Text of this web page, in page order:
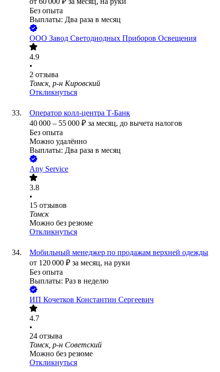
Без опыта
Выплаты: Два раза в месяц
ООО Завод Светодиодных Приборов Освещения
4.9
•
2 отзыва
Томск, р-н Кировский
Откликнуться
Оператор колл-центра Т-Банк
40 000 – 55 000 ₽ за месяц, до вычета налогов
Без опыта
Можно удалённо
Выплаты: Два раза в месяц
Any Service
3.8
•
15 отзывов
Томск
Можно без резюме
Откликнуться
Мобильный менеджер по продажам верхней одежды
от 120 000 ₽ за месяц, на руки
Без опыта
Выплаты: Раз в неделю
ИП Кочетков Константин Сергеевич
4.7
•
24 отзыва
Томск, р-н Советский
Можно без резюме
Откликнуться